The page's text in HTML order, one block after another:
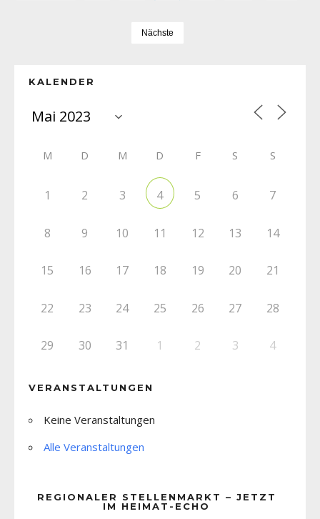
Nächste
KALENDER
M D M D F S S
1 2 3 4 5 6 7
8 9 10 11 12 13 14
15 16 17 18 19 20 21
22 23 24 25 26 27 28
29 30 31 1 2 3 4
VERANSTALTUNGEN
Keine Veranstaltungen
Alle Veranstaltungen
REGIONALER STELLENMARKT – JETZT
IM HEIMAT-ECHO